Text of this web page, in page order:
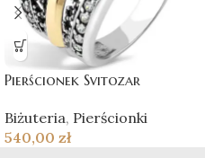
Pierścionek Svitozar
Biżuteria, Pierścionki
540,00 zł